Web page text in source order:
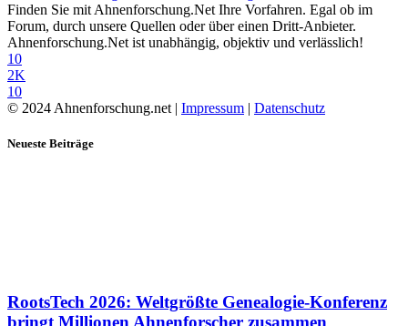
Finden Sie mit Ahnenforschung.Net Ihre Vorfahren. Egal ob im
Forum, durch unsere Quellen oder über einen Dritt-Anbieter.
Ahnenforschung.Net ist unabhängig, objektiv und verlässlich!
10
2K
10
© 2024 Ahnenforschung.net | Impressum | Datenschutz
Neueste Beiträge
RootsTech 2026: Weltgrößte Genealogie-Konferenz
bringt Millionen Ahnenforscher zusammen